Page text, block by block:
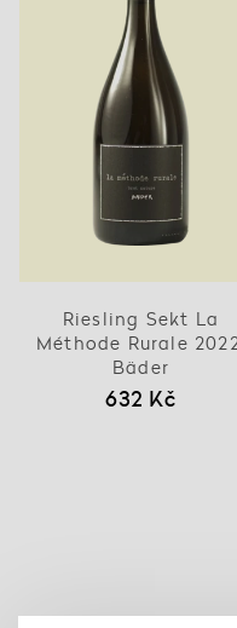
Riesling Sekt La
Méthode Rurale
Bäder
632 Kč